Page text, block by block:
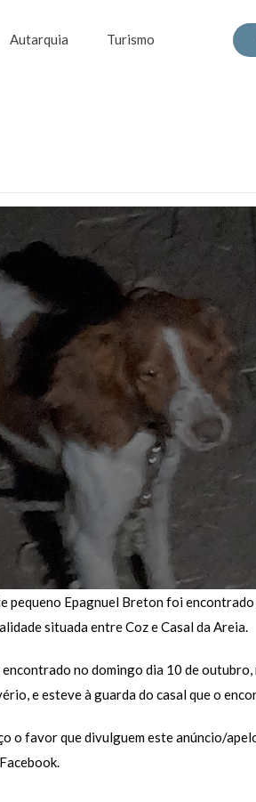
Autarquia Turismo
pequeno Epagnuel Breton foi
situada entre Coz e Casal da Areia.
encontrado no domingo dia 10 de outubro,
e esteve à guarda do casal que o
o favor que divulguem este anúncio/